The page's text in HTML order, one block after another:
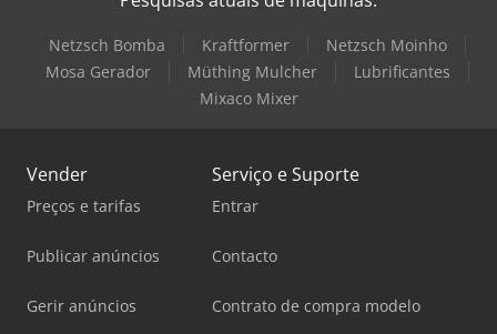
Netzsch Bomba Kraftformer
Netzsch Moinho
Mosa Gerador
Müthing Mulcher
Lubrificantes
Mixaco Mixer
Vender
Preços e tarifas
Publicar anúncios
Gerir anúncios
Serviço e Suporte
Entrar
Contacto
Contrato de compra modelo